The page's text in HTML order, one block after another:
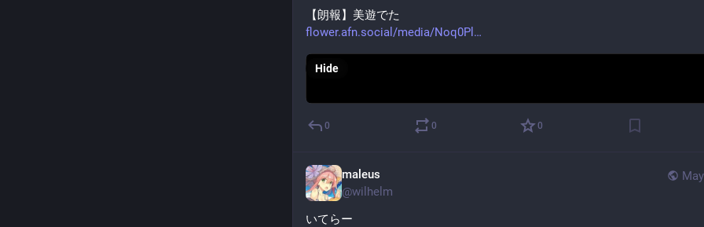
【朗報】美遊でた
flower.afn.social/media/Noq0Pl
Hide
0 0 0
maleus
@wilhelm
いてらー